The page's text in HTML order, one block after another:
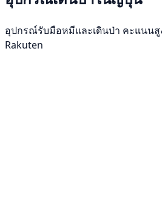
อุปกรณ์รับมือหมีและเดินป่า คะแนนสู
Rakuten